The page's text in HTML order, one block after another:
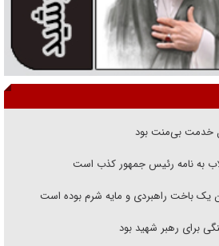
خدمت بی‌منت بود
به نامه رئیس جمهور کذب است
یک باخت راهبردی و مایه شرم بوده است
برای رهبر شهید بود